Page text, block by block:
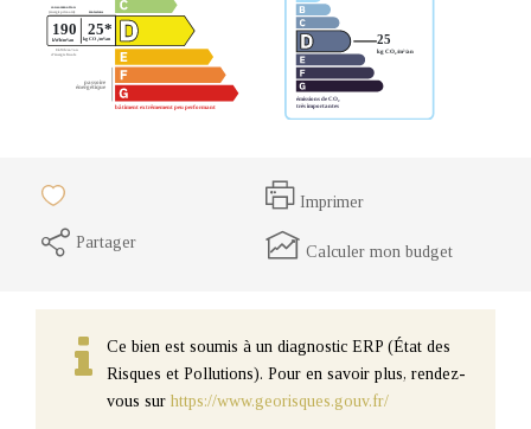
Imprimer
Partager
Calculer mon budget
Ce bien est soumis à un diagnostic ERP (État des
Risques et Pollutions). Pour en savoir plus, rendez-
vous sur https://www.georisques.gouv.fr/